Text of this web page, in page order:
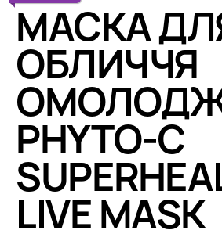
МАСКА
ОБЛИЧЧЯ
PHYTO-C
LIVE MASK